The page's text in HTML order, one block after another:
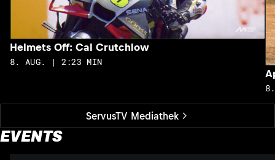
ServusTV Mediathek
Helmets Off: Cal Crutchlow
8. AUG. | 2:23 MIN
EVENTS